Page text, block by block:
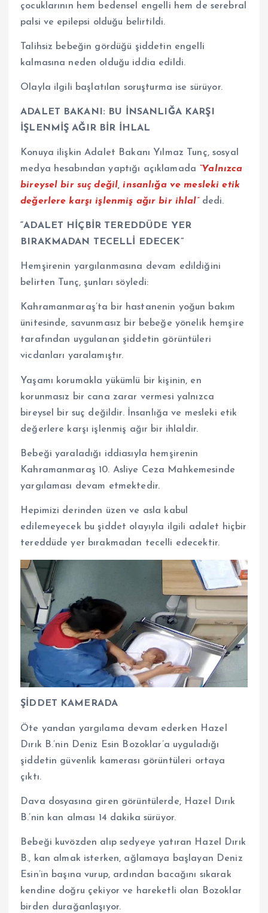
çocuklarının hem bedensel engelli hem de serebral
palsi ve epilepsi olduğu belirtildi.
Talihsiz bebeğin gördüğü şiddetin engelli
kalmasına neden olduğu iddia edildi.
Olayla ilgili başlatılan soruşturma ise sürüyor.
ADALET BAKANI: BU İNSANLIĞA KARŞI
İŞLENMİŞ AĞIR BİR İHLAL
Konuya ilişkin Adalet Bakanı Yılmaz Tunç, sosyal
medya hesabından yaptığı açıklamada “Yalnızca
bireysel bir suç değil, insanlığa ve mesleki etik
değerlere karşı işlenmiş ağır bir ihlal” dedi.
“ADALET HİÇBİR TEREDDÜDE YER
BIRAKMADAN TECELLİ EDECEK”
Hemşirenin yargılanmasına devam edildiğini
belirten Tunç, şunları söyledi:
Kahramanmaraş’ta bir hastanenin yoğun bakım
ünitesinde, savunmasız bir bebeğe yönelik hemşire
tarafından uygulanan şiddetin görüntüleri
vicdanları yaralamıştır.
Yaşamı korumakla yükümlü bir kişinin, en
korunmasız bir cana zarar vermesi yalnızca
bireysel bir suç değildir. İnsanlığa ve mesleki etik
değerlere karşı işlenmiş ağır bir ihlaldir.
Bebeği yaraladığı iddiasıyla hemşirenin
Kahramanmaraş 10. Asliye Ceza Mahkemesinde
yargılaması devam etmektedir.
Hepimizi derinden üzen ve asla kabul
edilemeyecek bu şiddet olayıyla ilgili adalet hiçbir
tereddüde yer bırakmadan tecelli edecektir.
ŞİDDET KAMERADA
Öte yandan yargılama devam ederken Hazel
Dırık B.’nin Deniz Esin Bozoklar’a uyguladığı
şiddetin güvenlik kamerası görüntüleri ortaya
çıktı.
Dava dosyasına giren görüntülerde, Hazel Dırık
B.’nin kan alması 14 dakika sürüyor.
Bebeği kuvözden alıp sedyeye yatıran Hazel Dırık
B., kan almak isterken, ağlamaya başlayan Deniz
Esin’in başına vurup, ardından bacağını sıkarak
kendine doğru çekiyor ve hareketli olan Bozoklar
birden durağanlaşıyor.